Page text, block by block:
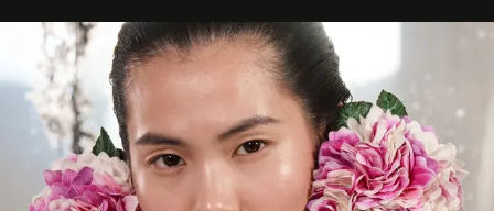
moment van verwondering.